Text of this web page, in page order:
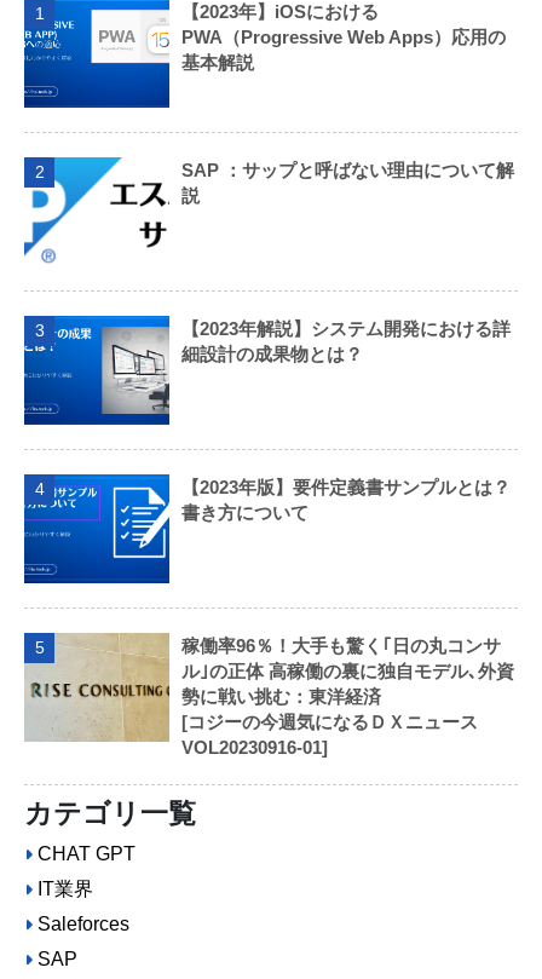
1
【2023年】iOSにおける
PWA（Progressive Web Apps）応用の
基本解説
2
SAP ：サップと呼ばない理由について解
説
3
【2023年解説】システム開発における詳
細設計の成果物とは？
4
【2023年版】要件定義書サンプルとは？
書き方について
5
稼働率96％！大手も驚く｢日の丸コンサ
ル｣の正体 高稼働の裏に独自モデル､外資
勢に戦い挑む：東洋経済
[コジーの今週気になるＤＸニュース
VOL20230916-01]
カテゴリ一覧
CHAT GPT
IT業界
Saleforces
SAP